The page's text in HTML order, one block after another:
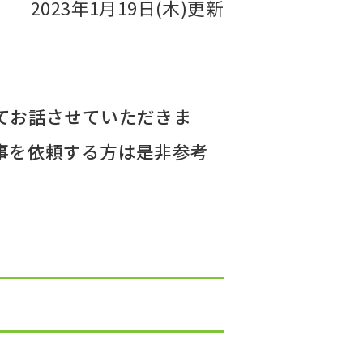
2023年1月19日(木)更新
話させていただきま
依頼する方は是非参考